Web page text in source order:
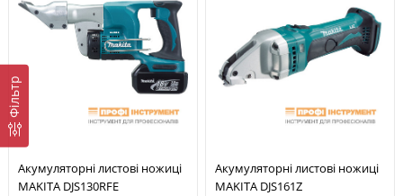
Фільтр
Акумуляторні листові ножиці
MAKITA DJS130RFE
Акумуляторні листові ножиці
MAKITA DJS161Z